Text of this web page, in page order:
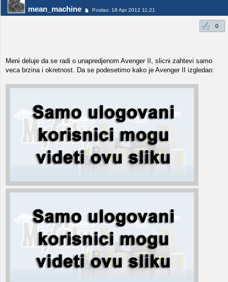
mean_machine Poslao: 18 Apr 2012 11:21
0
Meni deluje da se radi o unapredjenom Avenger II, slicni zahtevi samo
veca brzina i okretnost. Da se podesetimo kako je Avenger II izgledao: